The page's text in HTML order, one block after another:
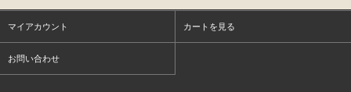
マイアカウント カートを見る
お問い合わせ